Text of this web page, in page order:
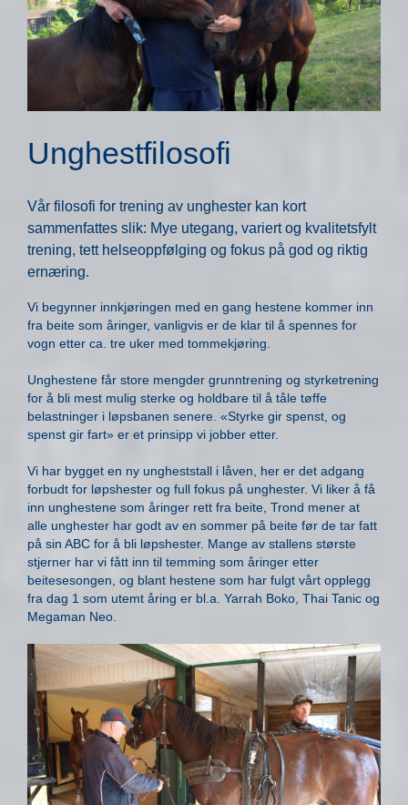
Unghestfilosofi
Vår filosofi for trening av unghester kan kort
sammenfattes slik: Mye utegang, variert og kvalitetsfylt
trening, tett helseoppfølging og fokus på god og riktig
ernæring.
Vi begynner innkjøringen med en gang hestene kommer inn
fra beite som åringer, vanligvis er de klar til å spennes for
vogn etter ca. tre uker med tommekjøring.
Unghestene får store mengder grunntrening og styrketrening
for å bli mest mulig sterke og holdbare til å tåle tøffe
belastninger i løpsbanen senere. «Styrke gir spenst, og
spenst gir fart» er et prinsipp vi jobber etter.
Vi har bygget en ny ungheststall i låven, her er det adgang
forbudt for løpshester og full fokus på unghester. Vi liker å få
inn unghestene som åringer rett fra beite, Trond mener at
alle unghester har godt av en sommer på beite før de tar fatt
på sin ABC for å bli løpshester. Mange av stallens største
stjerner har vi fått inn til temming som åringer etter
beitesesongen, og blant hestene som har fulgt vårt opplegg
fra dag 1 som utemt åring er bl.a. Yarrah Boko, Thai Tanic og
Megaman Neo.